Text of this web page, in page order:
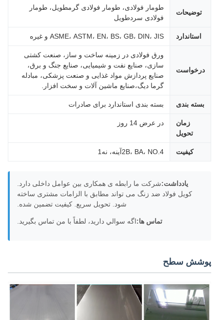
توضیحات
طومار فولادی، طومار فولادی گرمطویل، طومار
فولادی سردطویل
استاندارد ASME، ASTM، EN، BS، GB، DIN، JIS و غیره
ورق فولادی در زمینه ساخت و ساز، صنعت کشتی
سازی، صنایع نفت و شیمیایی، صنایع جنگ و برق،
صنایع پردازش مواد غذایی و صنعت پزشکی، مبادله
گرما دیگ،صنایع ماشین آلات و سخت افزار.
بندی بسته بندی استاندارد برای صادرات
تحویل
در عرض 14 روز
کیفیت 2B، BA، NO.4آینه، نه1
يادداشت: شرکت ما رابطه ی همکاری بین عوامل داخلی دارد.
کویل فولاد ضد زنگ می تواند مطابق با الزامات مشتری ساخته
شود. تحویل سریع. کیفیت تضمین شده.
تماس ها:اگه سوالي داريد، لطفاً با من تماس بگيريد.
سطح